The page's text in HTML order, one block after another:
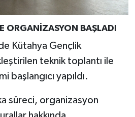
ORGANİZASYON BAŞLADI
Kütahya Gençlik
teknik toplantı ile
başlangıcı yapıldı.
süreci, organizasyon